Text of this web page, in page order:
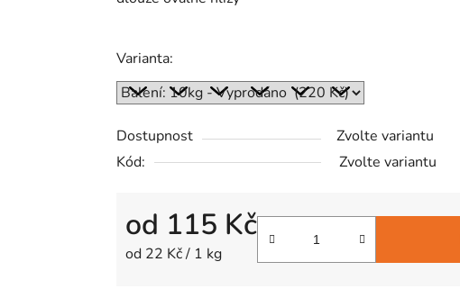
Varianta:
Dostupnost
Zvolte variantu
Kód:
Zvolte variantu
od 115 Kč
Měrná cena:
od 22 Kč / 1 kg